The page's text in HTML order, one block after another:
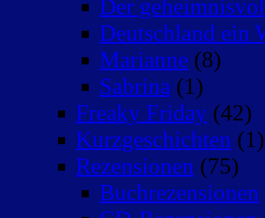
Der
Deutschland ein
Marianne (8)
Sabrina (1)
Freaky Friday (42)
Kurzgeschichten (1)
Rezensionen (75)
Buchrezensionen